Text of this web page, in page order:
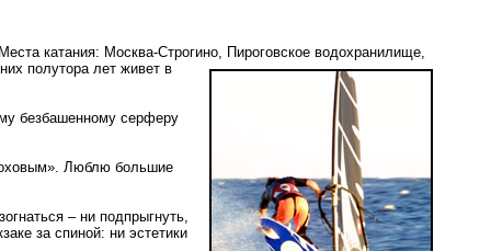
катания: Москва-Строгино, Пироговское водохранилище,
полутора лет живет в
безбашенному серферу
Люблю большие
– ни подпрыгнуть,
за спиной: ни эстетики